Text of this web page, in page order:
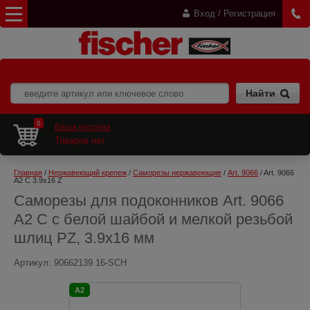
Вход / Регистрация
0 Ваша корзина
Товаров нет
Главная / Нержавеющий крепеж / Саморезы нержавеющие / Art. 9066 / Art. 9066
A2 C 3.9x16 Z
Саморезы для подоконников Art. 9066
A2 C с белой шайбой и мелкой резьбой
шлиц PZ, 3.9x16 мм
Артикул: 90662139 16-SCH
A2